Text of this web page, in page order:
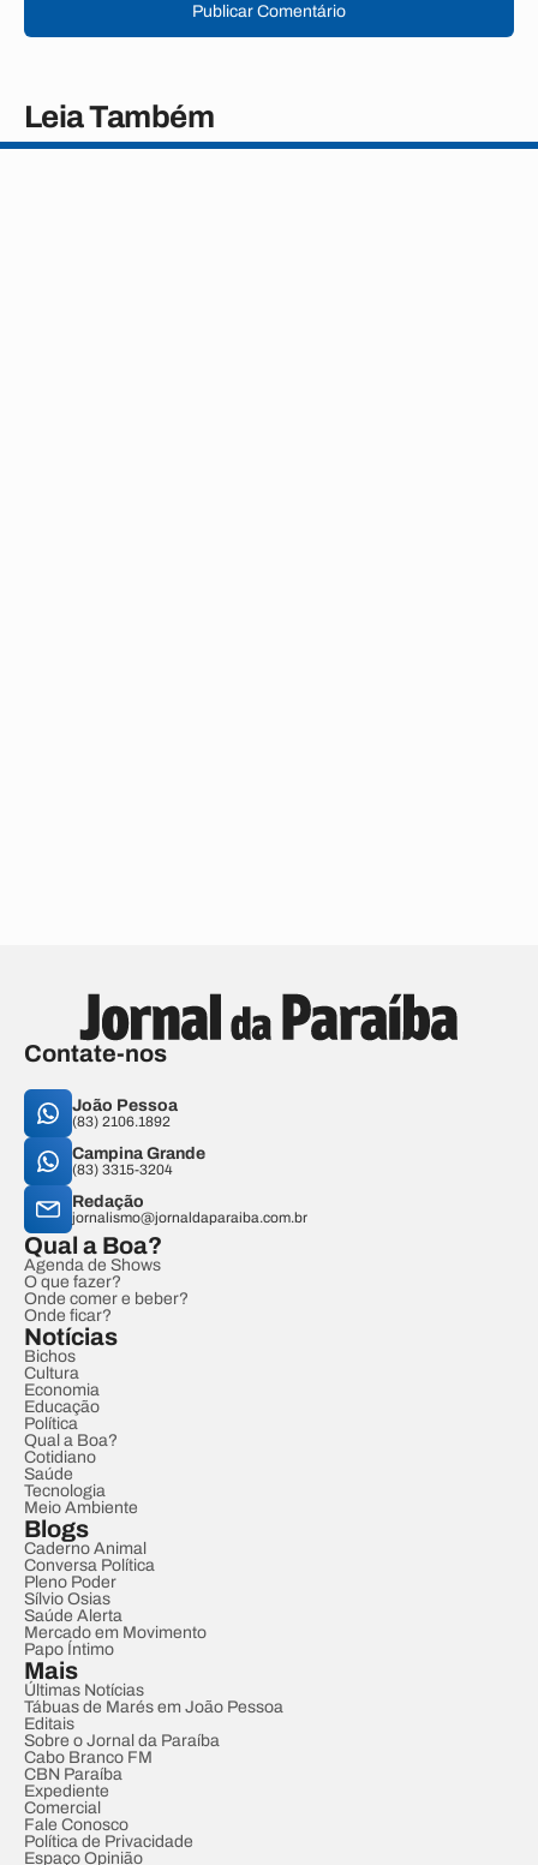
Publicar Comentário
Leia Também
Contate-nos
João Pessoa
(83) 2106.1892
Campina Grande
(83) 3315-3204
Redação
jornalismo@jornaldaparaiba.com.br
Qual a Boa?
Agenda de Shows
O que fazer?
Onde comer e beber?
Onde ficar?
Notícias
Bichos
Cultura
Economia
Educação
Política
Qual a Boa?
Cotidiano
Saúde
Tecnologia
Meio Ambiente
Blogs
Caderno Animal
Conversa Política
Pleno Poder
Sílvio Osias
Saúde Alerta
Mercado em Movimento
Papo Íntimo
Mais
Últimas Notícias
Tábuas de Marés em João Pessoa
Editais
Sobre o Jornal da Paraíba
Cabo Branco FM
CBN Paraíba
Expediente
Comercial
Fale Conosco
Política de Privacidade
Espaço Opinião